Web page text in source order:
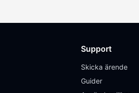
Support
Skicka ärende
Guider